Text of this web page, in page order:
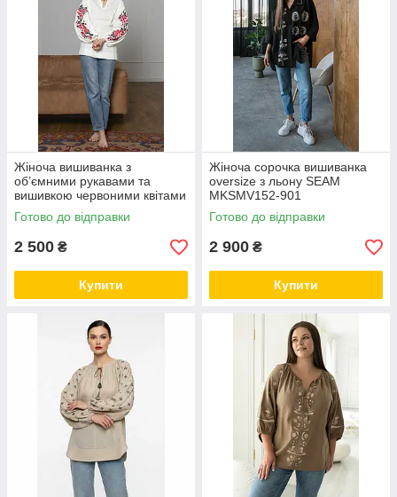
Жіноча вишиванка з
об’ємними рукавами та
вишивкою червоними квітами
SEAM MKSMV151-144
Готово до відправки
2 500 ₴
Купити
Жіноча сорочка вишиванка
oversize з льону SEAM
MKSMV152-901
Готово до відправки
2 900 ₴
Купити